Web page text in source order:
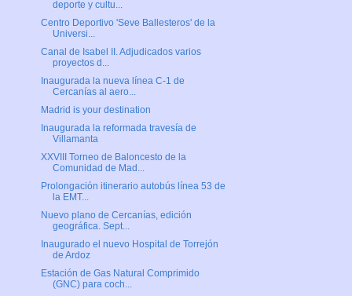
deporte y cultu...
Centro Deportivo 'Seve Ballesteros' de la
Universi...
Canal de Isabel II. Adjudicados varios
proyectos d...
Inaugurada la nueva línea C-1 de
Cercanías al aero...
Madrid is your destination
Inaugurada la reformada travesía de
Villamanta
XXVIII Torneo de Baloncesto de la
Comunidad de Mad...
Prolongación itinerario autobús línea 53 de
la EMT...
Nuevo plano de Cercanías, edición
geográfica. Sept...
Inaugurado el nuevo Hospital de Torrejón
de Ardoz
Estación de Gas Natural Comprimido
(GNC) para coch...